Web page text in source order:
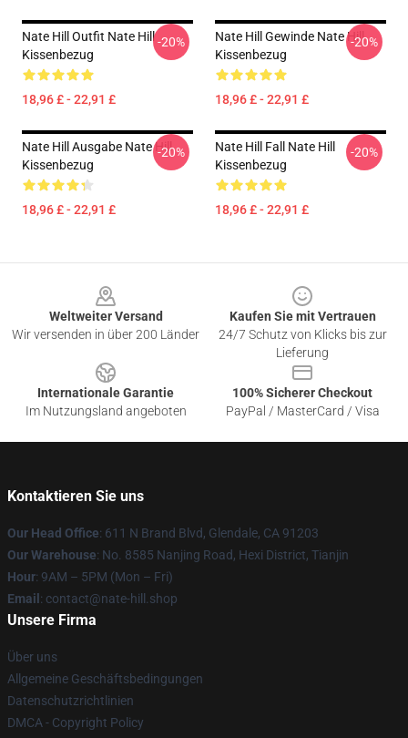
Nate Hill Outfit Nate Hill
Kissenbezug
18,96 £ - 22,91 £
-20%
Nate Hill Gewinde Nate Hill
Kissenbezug
18,96 £ - 22,91 £
-20%
Nate Hill Ausgabe Nate Hill
Kissenbezug
18,96 £ - 22,91 £
-20%
Nate Hill Fall Nate Hill
Kissenbezug
18,96 £ - 22,91 £
-20%
Weltweiter Versand
Wir versenden in über 200 Länder
Kaufen Sie mit Vertrauen
24/7 Schutz von Klicks bis zur
Lieferung
Internationale Garantie
Im Nutzungsland angeboten
100% Sicherer Checkout
PayPal / MasterCard / Visa
Kontaktieren Sie uns
Our Head Office: 611 N Brand Blvd, Glendale, CA 91203
Our Warehouse: No. 8585 Nanjing Road, Hexi District, Tianjin
Hour: 9AM – 5PM (Mon – Fri)
Email : contact@nate-hill.shop
Unsere Firma
Über uns
Allgemeine Geschäftsbedingungen
Datenschutzrichtlinien
DMCA - Copyright Policy